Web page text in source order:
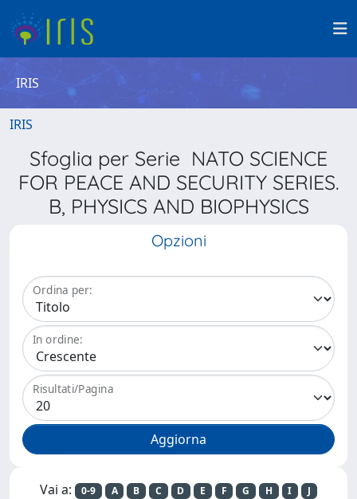
IRIS
IRIS
Sfoglia per Serie NATO SCIENCE
FOR PEACE AND SECURITY SERIES.
B, PHYSICS AND BIOPHYSICS
Opzioni
Ordina per:
In ordine:
Risultati/Pagina
Vai a: 0-9 A B C D E F G H I
J